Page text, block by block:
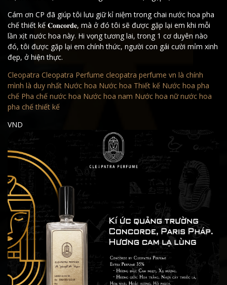
Cám ơn CP đã giúp tôi lưu giữ kỉ niệm trong chai nước hoa pha
chế thiết kế 𝐂𝐨𝐧𝐜𝐨𝐫𝐝𝐞, mà ở đó tôi sẽ được gặp lại em khi mỗi
lần xịt nước hoa này. Hi vọng tương lai, trong 1 cơ duyên nào
đó, tôi được gặp lại em chính thức, người con gái cười mỉm xinh
đẹp, ở hiện thực.
Cleopatra Cleopatra Perfume cleopatra perfume vn là chính
mình là duy nhất Nước hoa Nước hoa Thiết kế Nước hoa pha
chế Pha chế nước hoa Nước hoa nam Nước hoa nữnước hoa
pha chế thiết kế
VND